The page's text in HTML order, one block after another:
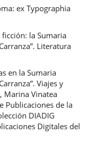
ex Typographia
ficción: la Sumaria
Literatura
en la Sumaria
Viajes y
Marina Vinatea
Publicaciones de la
DIADIG
Digitales del